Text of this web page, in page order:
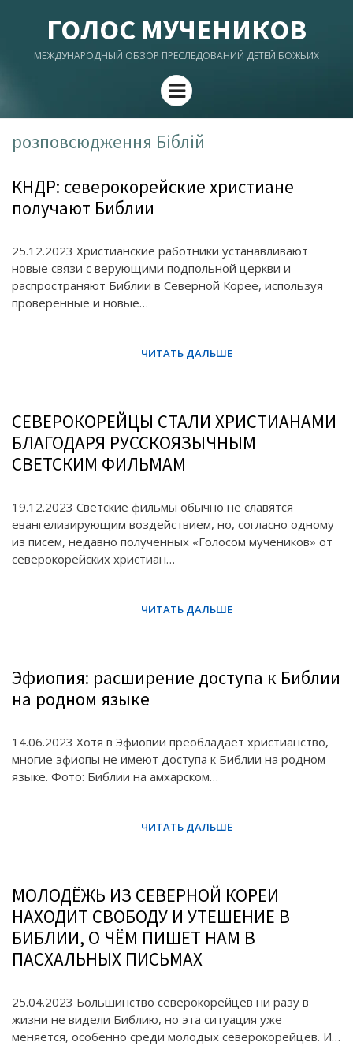
ГОЛОС МУЧЕНИКОВ
МЕЖДУНАРОДНЫЙ ОБЗОР ПРЕСЛЕДОВАНИЙ ДЕТЕЙ БОЖЬИХ
Menu
розповсюдження Біблій
КНДР: северокорейские христиане
получают Библии
25.12.2023 Христианские работники устанавливают
новые связи с верующими подпольной церкви и
распространяют Библии в Северной Корее, используя
проверенные и новые…
СЕВЕРОКОРЕЙЦЫ СТАЛИ ХРИСТИАНАМИ
БЛАГОДАРЯ РУССКОЯЗЫЧНЫМ
СВЕТСКИМ ФИЛЬМАМ
19.12.2023 Светские фильмы обычно не славятся
евангелизирующим воздействием, но, согласно одному
из писем, недавно полученных «Голосом мучеников» от
северокорейских христиан…
Эфиопия: расширение доступа к Библии
на родном языке
14.06.2023 Хотя в Эфиопии преобладает христианство,
многие эфиопы не имеют доступа к Библии на родном
языке. Фото: Библии на амхарском…
МОЛОДЁЖЬ ИЗ СЕВЕРНОЙ КОРЕИ
НАХОДИТ СВОБОДУ И УТЕШЕНИЕ В
БИБЛИИ, О ЧЁМ ПИШЕТ НАМ В
ПАСХАЛЬНЫХ ПИСЬМАХ
25.04.2023 Большинство северокорейцев ни разу в
жизни не видели Библию, но эта ситуация уже
меняется, особенно среди молодых северокорейцев. И…